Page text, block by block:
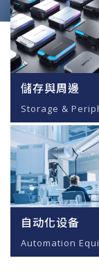
儲存與周邊
Storage &
自动化设备
Automation